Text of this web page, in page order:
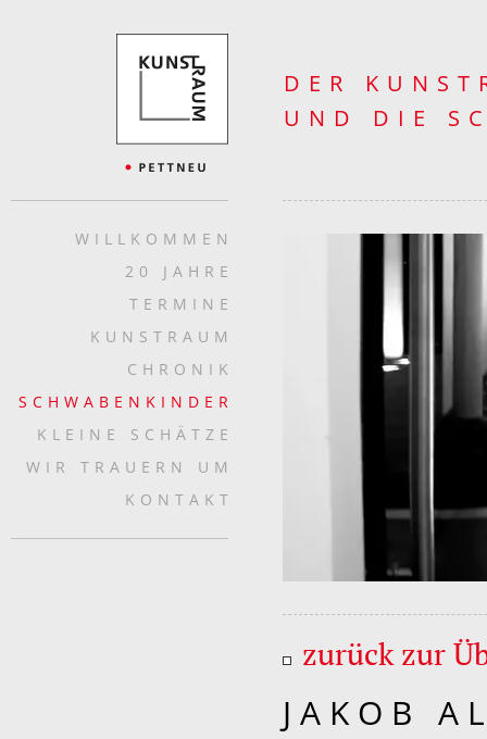
WILLKOMMEN
20 JAHRE
TERMINE
KUNSTRAUM
CHRONIK
SCHWABENKINDER
KLEINE SCHÄTZE
WIR TRAUERN UM
KONTAKT
DER
UND DIE
zurück zur
JAKOB